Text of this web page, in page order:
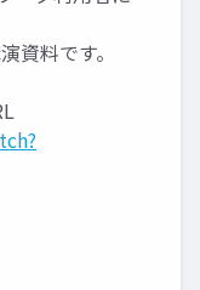
資料です。